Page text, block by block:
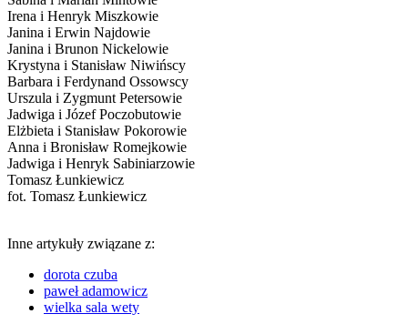
Irena i Henryk Miszkowie
Janina i Erwin Najdowie
Janina i Brunon Nickelowie
Krystyna i Stanisław Niwińscy
Barbara i Ferdynand Ossowscy
Urszula i Zygmunt Petersowie
Jadwiga i Józef Poczobutowie
Elżbieta i Stanisław Pokorowie
Anna i Bronisław Romejkowie
Jadwiga i Henryk Sabiniarzowie
Tomasz Łunkiewicz
fot. Tomasz Łunkiewicz
Inne artykuły związane z:
dorota czuba
paweł adamowicz
wielka sala wety